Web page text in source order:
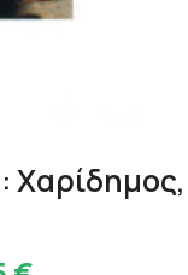
Χαρίδημος,